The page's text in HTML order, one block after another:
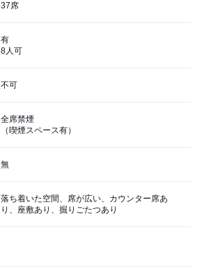
37席
有
8人可
不可
全席禁煙
（喫煙スペース有）
無
落ち着いた空間、席が広い、カウンター席あ
り、座敷あり、掘りごたつあり